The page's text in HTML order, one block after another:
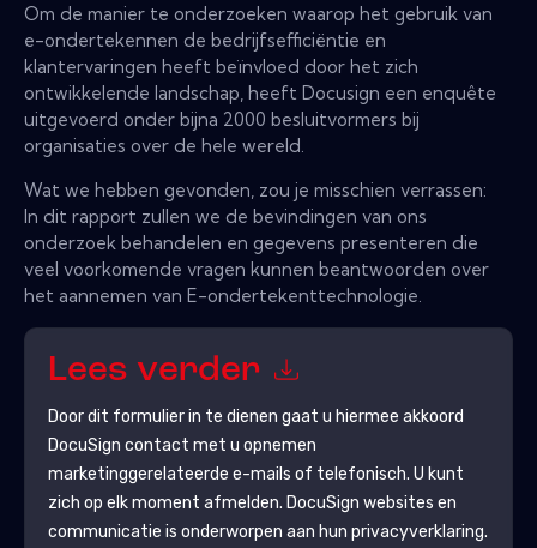
Om de manier te onderzoeken waarop het gebruik van
e-ondertekennen de bedrijfsefficiëntie en
klantervaringen heeft beïnvloed door het zich
ontwikkelende landschap, heeft Docusign een enquête
uitgevoerd onder bijna 2000 besluitvormers bij
organisaties over de hele wereld.
Wat we hebben gevonden, zou je misschien verrassen:
In dit rapport zullen we de bevindingen van ons
onderzoek behandelen en gegevens presenteren die
veel voorkomende vragen kunnen beantwoorden over
het aannemen van E-ondertekenttechnologie.
Lees verder
Door dit formulier in te dienen gaat u hiermee akkoord
DocuSign contact met u opnemen
marketinggerelateerde e-mails of telefonisch. U kunt
zich op elk moment afmelden. DocuSign websites en
communicatie is onderworpen aan hun privacyverklaring.